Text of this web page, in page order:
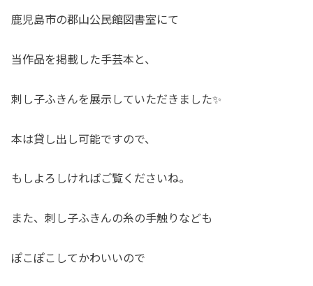
鹿児島市の郡山公民館図書室にて
当作品を掲載した手芸本と、
刺し子ふきんを展示していただきました✨
本は貸し出し可能ですので、
もしよろしければご覧くださいね。
また、刺し子ふきんの糸の手触りなども
ぽこぽこしてかわいいので